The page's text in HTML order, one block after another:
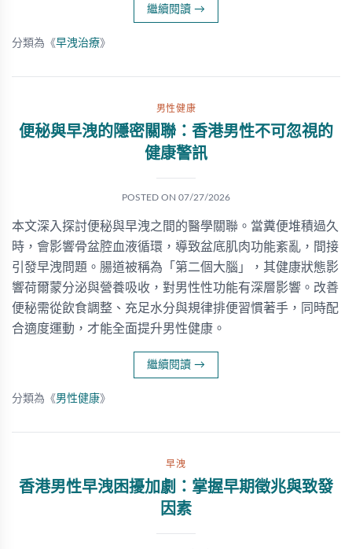
繼續閱讀 →
分類為《早洩治療》
男性健康
便秘與早洩的隱密關聯：香港男性不可忽視的
健康警訊
POSTED ON 07/27/2026
本文深入探討便秘與早洩之間的醫學關聯。當糞便堆積過久
時，會影響骨盆腔血液循環，導致盆底肌肉功能紊亂，間接
引發早洩問題。腸道被稱為「第二個大腦」，其健康狀態影
響荷爾蒙分泌與營養吸收，對男性性功能有深層影響。改善
便秘需從飲食調整、充足水分與規律排便習慣著手，同時配
合適度運動，才能全面提升男性健康。
繼續閱讀 →
分類為《男性健康》
早洩
香港男性早洩困擾加劇：掌握早期徵兆與致發
因素